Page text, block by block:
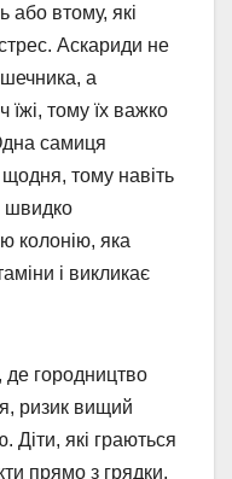
або втому, які
Аскариди не
а
їжі, тому їх важко
самиця
тому навіть
швидко
колонію, яка
і викликає
де городництво
ризик вищий
Діти, які граються
прямо з грядки,